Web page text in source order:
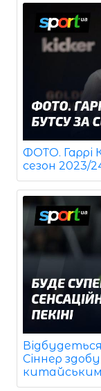
ФОТО. Гаррі
сезон 2023/
Сіннер
китайським